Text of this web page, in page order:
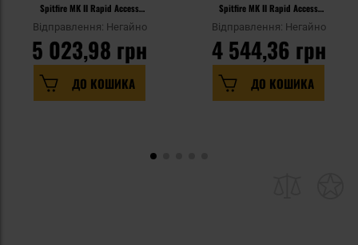
Spitfire MK II Rapid Access
Cummerbund - MultiCam
Відправлення: Негайно
5 023,98 грн
ДО КОШИКА
Spitfire MK II Rapid Access
Cummerbund - Ranger Green
Відправлення: Негайно
4 544,36 грн
ДО КОШИКА